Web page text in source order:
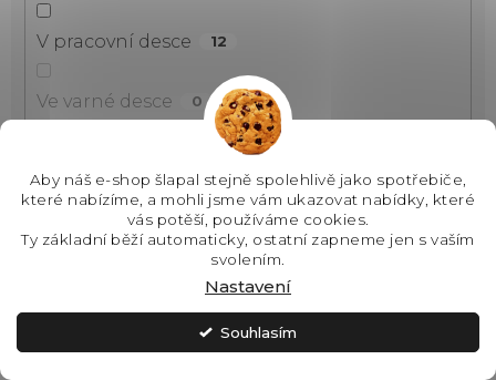
Aby náš e-shop šlapal stejně spolehlivě jako spotřebiče,
které nabízíme, a mohli jsme vám ukazovat nabídky, které
vás potěší, používáme cookies.
Ty základní běží automaticky, ostatní zapneme jen s vaším
svolením.
Nastavení
Souhlasím
V pracovní desce 12
Ve varné desce 0
0